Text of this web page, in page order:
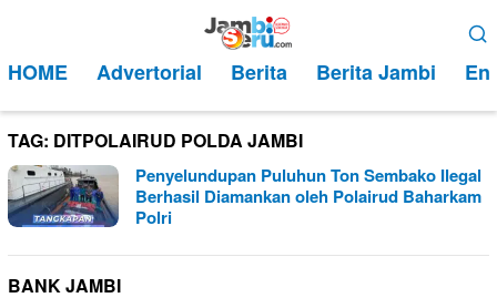
kontenMobile
HOME Advertorial Berita Berita Jambi
TAG: DITPOLAIRUD POLDA JAMBI
Penyelundupan Puluhun Ton Sembako Ilegal
Berhasil Diamankan oleh Polairud Baharkam
Polri
BANK JAMBI